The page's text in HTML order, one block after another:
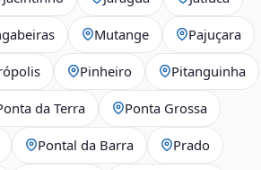
Mutange Pajuçara
Pinheiro Pitanguinha
da Terra Ponta Grossa
Pontal da Barra Prado